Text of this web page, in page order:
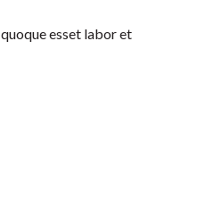
esset labor et